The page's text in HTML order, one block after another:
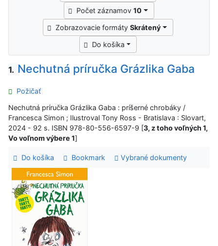
Počet záznamov10
Zobrazovacie formátySkrátený
Do košíka
1. Nechutná príručka Grázlika Gaba
Požičať
Nechutná príručka Grázlika Gaba : príšerné chrobáky /
Francesca Simon ; Ilustroval Tony Ross - Bratislava : Slovart,
2024 - 92 s. ISBN 978-80-556-6597-9 [3, z toho voľných 1,
Vo voľnom výbere 1]
Do košíka Bookmark Vybrané dokumenty